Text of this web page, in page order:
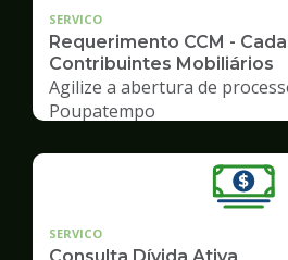
SERVICO
Requerimento CCM -
Contribuintes Mobiliários
Agilize a abertura de
Poupatempo
SERVICO